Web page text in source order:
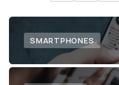
SMARTPHONES